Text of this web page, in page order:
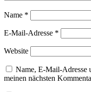
Name *
E-Mail-Adresse *
Website
Name, E-Mail-Adresse
meinen nächsten